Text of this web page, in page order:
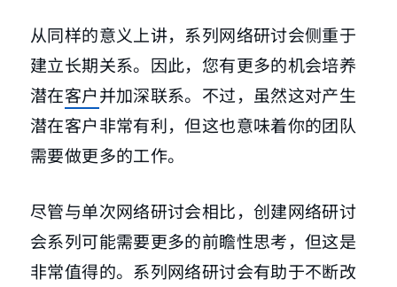
从同样的意义上讲，系列网络研讨会侧重于
建立长期关系。因此，您有更多的机会培养
潜在客户并加深联系。不过，虽然这对产生
潜在客户非常有利，但这也意味着你的团队
需要做更多的工作。
尽管与单次网络研讨会相比，创建网络研讨
会系列可能需要更多的前瞻性思考，但这是
非常值得的。系列网络研讨会有助于不断改